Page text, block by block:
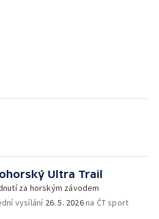
Ultra Trail
za horským závodem
vysílání 26. 5. 2026na ČT sport